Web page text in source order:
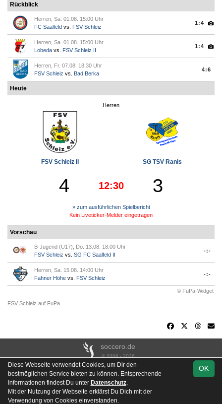
Rückblick
Herren, Sa. 01.08. 15:00 Uhr
FC Saalfeld vs. FSV Schleiz
1:4
Herren, Sa. 01.08. 15:00 Uhr
Lobeda vs. FSV Schleiz II
1:4
Herren, Fr. 07.08. 18:30 Uhr
FSV Schleiz vs. Bad Berka
4:6
Heute
Herren
FSV Schleiz II SG TSV Ranis
4 12:30 3
» zum ausführlichen Spielbericht
Kein Liveticker-Melder eingetragen
Vorschau
B-Jugend (U17), Do. 13.08. 18:00 Uhr
FSV Schleiz vs. SG FC Saalfeld II
-:-
Herren, Sa. 15.08. 14:00 Uhr
Fahner Höhe vs. FSV Schleiz
-:-
© FuPa-Widget
FSV Schleiz auf FuPa
soccero.de
© 2006 - 2026
Besucherstatistik Kontakt Impressum Links
Datenschutz
Stadion- & Hausordnung
Gästebuch
Instagram
OK
Diese Webseite verwendet Cookies, um Dir den
bestmöglichen Service bieten zu können. Entsprechende
Informationen findest Du unter Datenschutz.
Mit der Nutzung der Webseite erklärst Du Dich mit der
Verwendung von Cookies einverstanden.